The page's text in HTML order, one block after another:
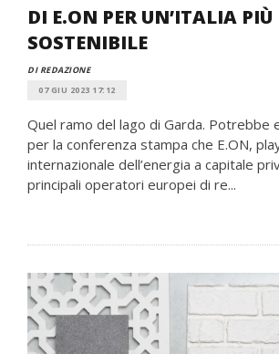
DI E.ON PER UN’ITALIA PIÙ
SOSTENIBILE
DI REDAZIONE
07 GIU 2023 17:12
Quel ramo del lago di Garda. Potrebbe
per la conferenza stampa che E.ON,
internazionale dell’energia a capitale
principali operatori europei di re...